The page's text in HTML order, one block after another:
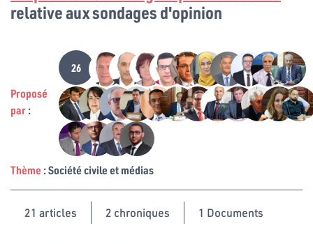
relative aux sondages d'opinion
Proposé
par:
26
Thème: Société civile et médias
21 articles 2 chroniques 1 Documents